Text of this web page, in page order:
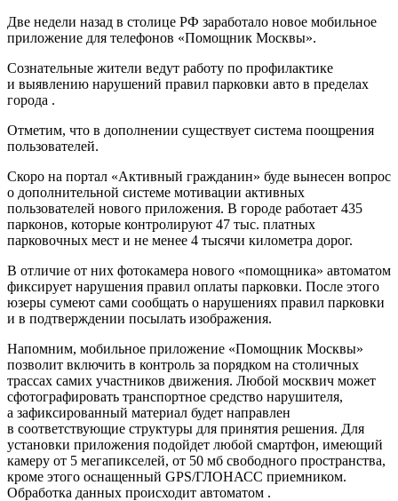
Две недели назад в столице РФ заработало новое мобильное
приложение для телефонов «Помощник Москвы».
Сознательные жители ведут работу по профилактике
и выявлению нарушений правил парковки авто в пределах
города .
Отметим, что в дополнении существует система поощрения
пользователей.
Скоро на портал «Активный гражданин» буде вынесен вопрос
о дополнительной системе мотивации активных
пользователей нового приложения. В городе работает 435
парконов, которые контролируют 47 тыс. платных
парковочных мест и не менее 4 тысячи километра дорог.
В отличие от них фотокамера нового «помощника» автоматом
фиксирует нарушения правил оплаты парковки. После этого
юзеры сумеют сами сообщать о нарушениях правил парковки
и в подтверждении посылать изображения.
Напомним, мобильное приложение «Помощник Москвы»
позволит включить в контроль за порядком на столичных
трассах самих участников движения. Любой москвич может
сфотографировать транспортное средство нарушителя,
а зафиксированный материал будет направлен
в соответствующие структуры для принятия решения. Для
установки приложения подойдет любой смартфон, имеющий
камеру от 5 мегапикселей, от 50 мб свободного пространства,
кроме этого оснащенный GPS/ГЛОНАСС приемником.
Обработка данных происходит автоматом .